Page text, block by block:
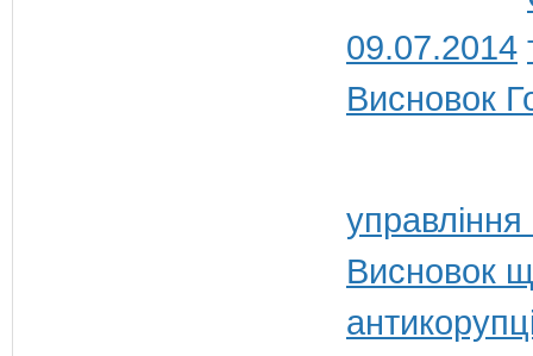
09.07.2014
Висновок
Висновок